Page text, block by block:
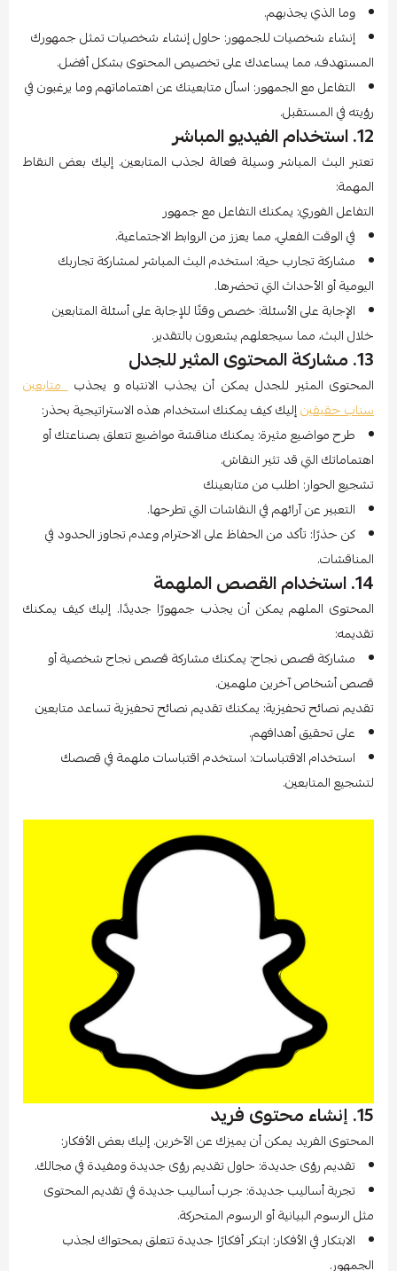
وما الذي يجذبهم.
إنشاء شخصيات للجمهور: حاول إنشاء شخصيات تمثل جمهورك
المستهدف، مما يساعدك على تخصيص المحتوى بشكل أفضل.
التفاعل مع الجمهور: اسأل متابعينك عن اهتماماتهم وما يرغبون في
رؤيته في المستقبل.
12. استخدام الفيديو المباشر
تعتبر البث المباشر وسيلة فعالة لجذب المتابعين. إليك بعض النقاط
المهمة:
التفاعل الفوري: يمكنك التفاعل مع جمهور
في الوقت الفعلي، مما يعزز من الروابط الاجتماعية.
مشاركة تجارب حية: استخدم البث المباشر لمشاركة تجاربك
اليومية أو الأحداث التي تحضرها.
الإجابة على الأسئلة: خصص وقتًا للإجابة على أسئلة المتابعين
خلال البث، مما سيجعلهم يشعرون بالتقدير.
13. مشاركة المحتوى المثير للجدل
المحتوى المثير للجدل يمكن أن يجذب الانتباه و يجذبمتابعين
سناب حقيقينإليك كيف يمكنك استخدام هذه الاستراتيجية بحذر:
طرح مواضيع مثيرة: يمكنك مناقشة مواضيع تتعلق بصناعتك أو
اهتماماتك التي قد تثير النقاش.
تشجيع الحوار: اطلب من متابعينك
التعبير عن آرائهم في النقاشات التي تطرحها.
كن حذرًا: تأكد من الحفاظ على الاحترام وعدم تجاوز الحدود في
المناقشات.
14. استخدام القصص الملهمة
المحتوى الملهم يمكن أن يجذب جمهورًا جديدًا. إليك كيف يمكنك
تقديمه:
مشاركة قصص نجاح: يمكنك مشاركة قصص نجاح شخصية أو
قصص أشخاص آخرين ملهمين.
تقديم نصائح تحفيزية: يمكنك تقديم نصائح تحفيزية تساعد متابعين
على تحقيق أهدافهم.
استخدام الاقتباسات: استخدم اقتباسات ملهمة في قصصك
لتشجيع المتابعين.
15. إنشاء محتوى فريد
المحتوى الفريد يمكن أن يميزك عن الآخرين. إليك بعض الأفكار:
تقديم رؤى جديدة: حاول تقديم رؤى جديدة ومفيدة في مجالك.
تجربة أساليب جديدة: جرب أساليب جديدة في تقديم المحتوى
مثل الرسوم البيانية أو الرسوم المتحركة.
الابتكار في الأفكار: ابتكر أفكارًا جديدة تتعلق بمحتواك لجذب
الجمهور.